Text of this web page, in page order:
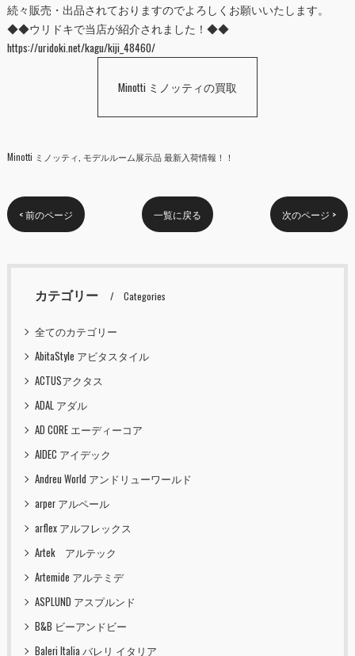
続々販売・出品されておりますのでよろしくお願いいたします。
◆◆ウリドキで当店が紹介されました！◆◆
https://uridoki.net/kagu/kiji_48460/
Minotti ミノッティの買取
Minotti ミノッティ モデルルーム展示品 最新入荷情報！！
< 前のページ 一覧に戻る 次のページ >
カテゴリー Categories
全てのカテゴリー
AbitaStyle アビタスタイル
ACTUSアクタス
ADAL アダル
AD CORE エーディーコア
AIDEC アイデック
Andreu World アンドリューワールド
arper アルペール
arflex アルフレックス
Artek アルテック
Artemide アルテミデ
ASPLUND アスプルンド
B&B ビーアンドビー
Baleri Italia バレリ イタリア